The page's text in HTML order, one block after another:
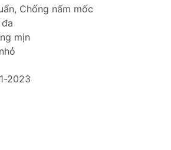
nhẹ, có khả năng kháng nhiệt,
mốc, chống muối mặn..
Chống nấm mốc
mịn
2023